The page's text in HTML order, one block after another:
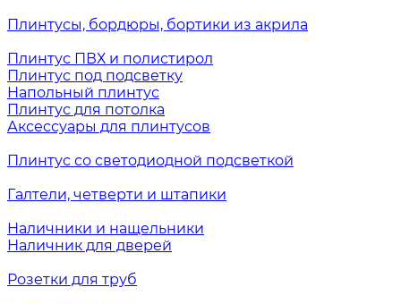
Плинтусы, бордюры, бортики из акрила
Плинтус ПВХ и полистирол
Плинтус под подсветку
Напольный плинтус
Плинтус для потолка
Аксессуары для плинтусов
Плинтус со светодиодной подсветкой
Галтели, четверти и штапики
Наличники и нащельники
Наличник для дверей
Розетки для труб